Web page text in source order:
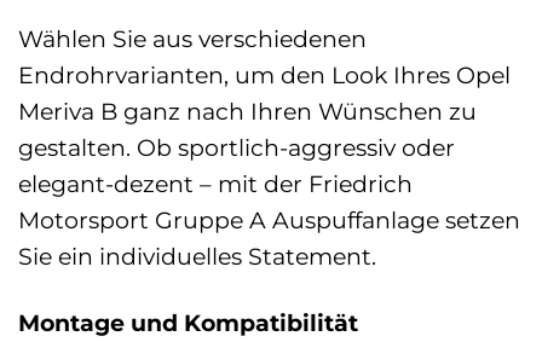
Wählen Sie aus verschiedenen
Endrohrvarianten, um den Look Ihres Opel
Meriva B ganz nach Ihren Wünschen zu
gestalten. Ob sportlich-aggressiv oder
elegant-dezent – mit der Friedrich
Motorsport Gruppe A Auspuffanlage setzen
Sie ein individuelles Statement.
Montage und Kompatibilität